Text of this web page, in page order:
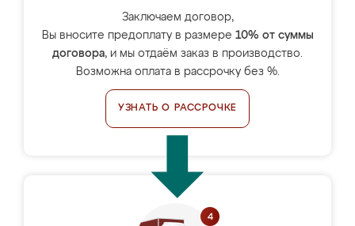
Заключаем договор,
Вы вносите предоплату в размере 10% от суммы
договора, и мы отдаём заказ в производство.
Возможна оплата в рассрочку без %.
УЗНАТЬ О РАССРОЧКЕ